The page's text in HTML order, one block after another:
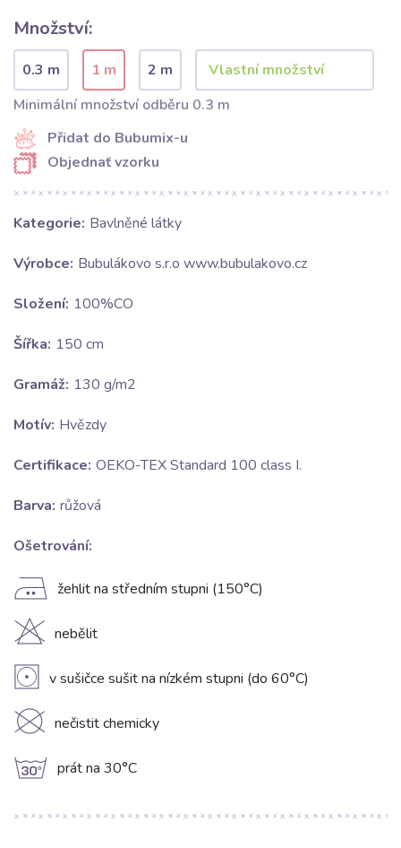
Množství:
0.3 m 1 m
2 m
Minimální množství odběru 0.3 m
Přidat do Bubumix-u
Objednať vzorku
Kategorie: Bavlněné látky
Výrobce: Bubulákovo s.r.o www.bubulakovo.cz
Složení: 100%CO
Šířka: 150 cm
Gramáž: 130 g/m2
Motív: Hvězdy
Certifikace: OEKO-TEX Standard 100 class I.
Barva: růžová
Ošetrování:
E žehlit na středním stupni (150°C)
H nebělit
V v sušičce sušit na nízkém stupni (do 60°C)
K nečistit chemicky
g prát na 30°C